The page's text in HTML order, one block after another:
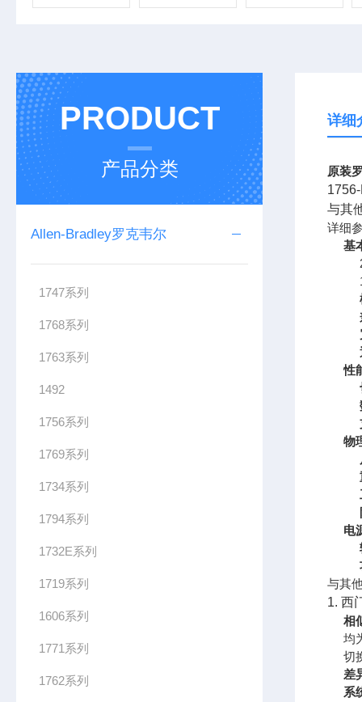
PRODUCT
产品分类
Allen-Bradley罗克韦尔
1747系列
1768系列
1763系列
1492
1756系列
1769系列
1734系列
1794系列
1732E系列
1719系列
1606系列
1771系列
1762系列
详细
原装
与其
详细
基
性
物
电
与其
1. 西
相
均
切
差
系